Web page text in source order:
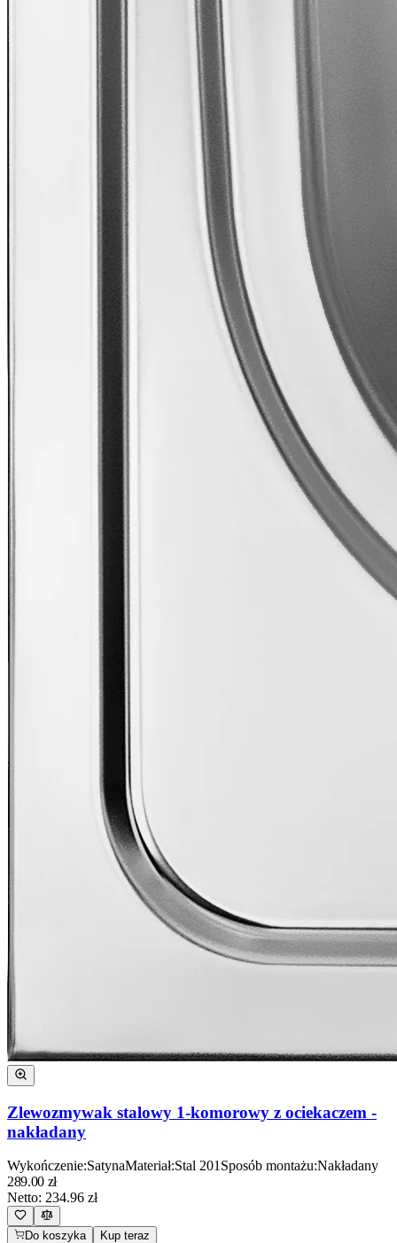
Zlewozmywak stalowy 1-komorowy z ociekaczem -
nakładany
Wykończenie:SatynaMateriał:Stal 201 Sposób montażu:Nakładany
289.00 zł
Netto: 234.96 zł
Do koszyka Kup teraz